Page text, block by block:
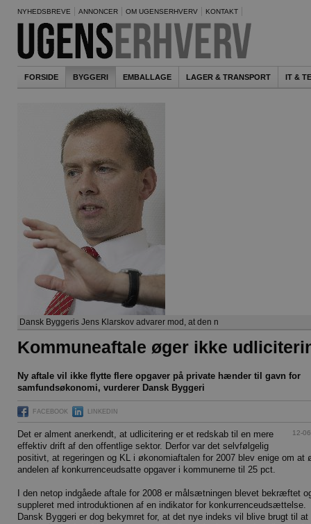
NYHEDSBREVE ANNONCER OM UGENSERHVERV KONTAKT
FORSIDE BYGGERI EMBALLAGE LAGER & TRANSPORT IT &
Dansk Byggeris Jens Klarskov advarer mod, at den n
Kommuneaftale øger ikke
Ny aftale vil ikke flytte flere opgaver på private hænder til gavn for
samfundsøkonomi, vurderer Dansk Byggeri
FACEBOOK LINKEDIN
12-
Det er alment anerkendt, at udlicitering er et redskab til en mere
effektiv drift af den offentlige sektor. Derfor var det selvfølgelig
positivt, at regeringen og KL i økonomiaftalen for 2007 blev enige om at
andelen af konkurrenceudsatte opgaver i kommunerne til 25 pct.
I den netop indgåede aftale for 2008 er målsætningen blevet bekræftet
suppleret med introduktionen af en indikator for konkurrenceudsættelse.
Dansk Byggeri er dog bekymret for, at det nye indeks vil blive brugt til at